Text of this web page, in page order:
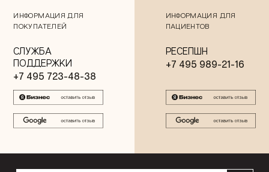
ИНФОРМАЦИЯ ДЛЯ
ПОКУПАТЕЛЕЙ
СЛУЖБА
ПОДДЕРЖКИ
+7 495 723-48-38
ИНФОРМАЦИЯ ДЛЯ
ПАЦИЕНТОВ
РЕСЕПШН
+7 495 989-21-16